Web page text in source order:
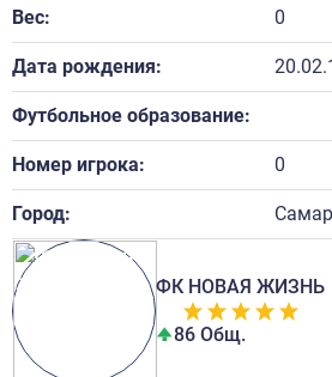
Вес: 0
Дата рождения:
Футбольное образование:
Номер игрока: 0
Город:
ФК НОВАЯ ЖИЗНЬ
86 Общ.